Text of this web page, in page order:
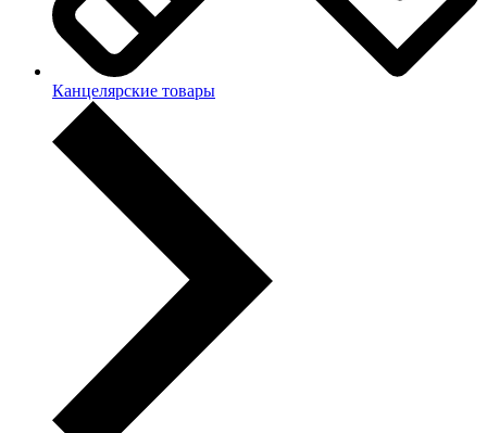
Канцелярские товары